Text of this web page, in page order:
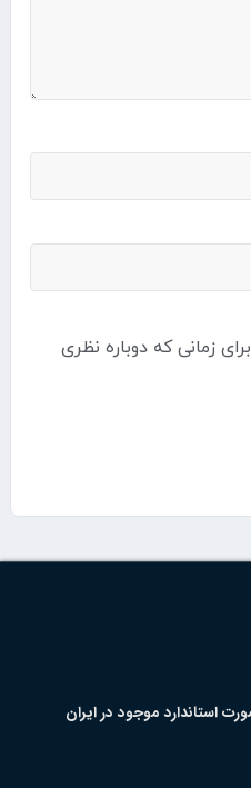
زمانی که دوباره نظری